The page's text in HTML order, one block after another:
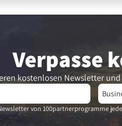
Verpasse
kostenlosen Newsletter
von 100partnerprogramme